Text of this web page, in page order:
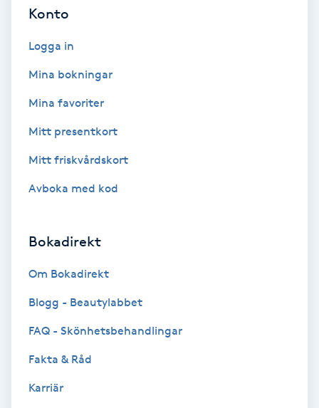
Hyperhidros
Hypnos
Hårbottenbehandling
Hårförlängning
Hälsa
Konto
Logga in
Mina bokningar
Mina favoriter
Mitt presentkort
Mitt friskvårdskort
Avboka med kod
Bokadirekt
Om Bokadirekt
Blogg - Beautylabbet
FAQ - Skönhetsbehandlingar
Fakta & Råd
Karriär